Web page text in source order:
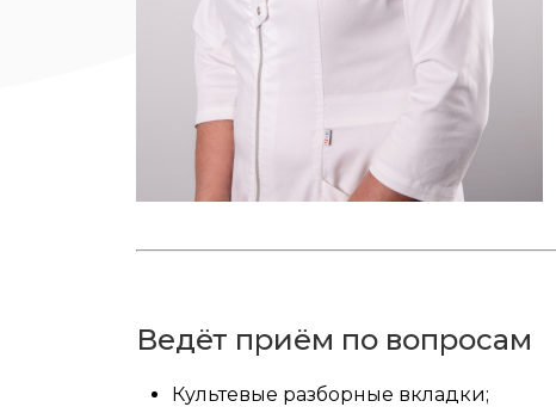
Ведёт приём по вопросам
Культевые разборные вкладки;